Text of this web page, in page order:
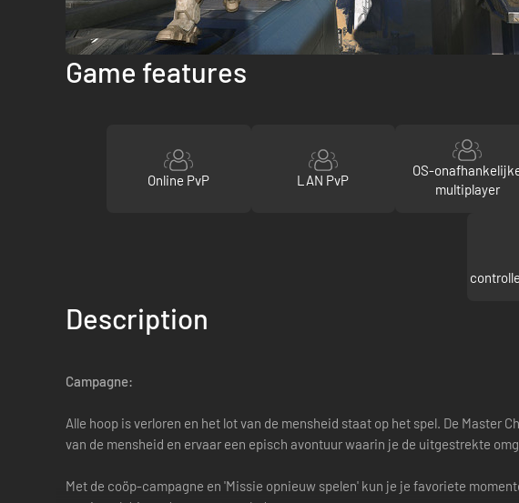
Game features
Online PvP LAN PvP
OS-
multiplayer
Description
Campagne:
Alle hoop is verloren en het lot van de mensheid staat op het spel. De
van de mensheid en ervaar een episch avontuur waarin je de uitgestrekte
Met de coöp-campagne en 'Missie opnieuw spelen' kun je je favoriete